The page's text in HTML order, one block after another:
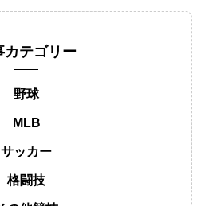
カテゴリー
野球
MLB
サッカー
格闘技